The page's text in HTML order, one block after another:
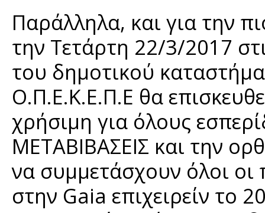
Παράλληλα, και για την
την Τετάρτη 22/3/2017
του δημοτικού
Ο.Π.Ε.Κ.Ε.Π.Ε θα
χρήσιμη για όλους
ΜΕΤΑΒΙΒΑΣΕΙΣ και την
να συμμετάσχουν όλοι
στην Gaia επιχειρείν τo